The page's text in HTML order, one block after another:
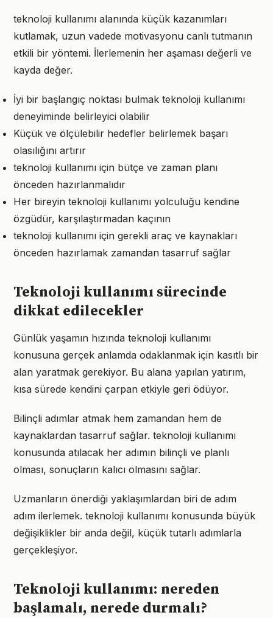
teknoloji kullanımı alanında küçük kazanımları
kutlamak, uzun vadede motivasyonu canlı tutmanın
etkili bir yöntemi. İlerlemenin her aşaması değerli ve
kayda değer.
İyi bir başlangıç noktası bulmak teknoloji kullanımı
deneyiminde belirleyici olabilir
Küçük ve ölçülebilir hedefler belirlemek başarı
olasılığını artırır
teknoloji kullanımı için bütçe ve zaman planı
önceden hazırlanmalıdır
Her bireyin teknoloji kullanımı yolculuğu kendine
özgüdür, karşılaştırmadan kaçının
teknoloji kullanımı için gerekli araç ve kaynakları
önceden hazırlamak zamandan tasarruf sağlar
Teknoloji kullanımı sürecinde
dikkat edilecekler
Günlük yaşamın hızında teknoloji kullanımı
konusuna gerçek anlamda odaklanmak için kasıtlı bir
alan yaratmak gerekiyor. Bu alana yapılan yatırım,
kısa sürede kendini çarpan etkiyle geri ödüyor.
Bilinçli adımlar atmak hem zamandan hem de
kaynaklardan tasarruf sağlar. teknoloji kullanımı
konusunda atılacak her adımın bilinçli ve planlı
olması, sonuçların kalıcı olmasını sağlar.
Uzmanların önerdiği yaklaşımlardan biri de adım
adım ilerlemek. teknoloji kullanımı konusunda büyük
değişiklikler bir anda değil, küçük tutarlı adımlarla
gerçekleşiyor.
Teknoloji kullanımı: nereden
başlamalı, nerede durmalı?